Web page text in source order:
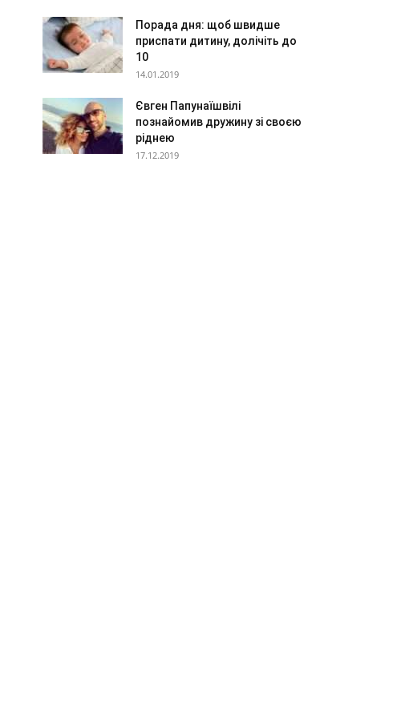
Порада дня: щоб швидше
приспати дитину, долічіть до
10
14.01.2019
Євген Папунаїшвілі
познайомив дружину зі своєю
ріднею
17.12.2019